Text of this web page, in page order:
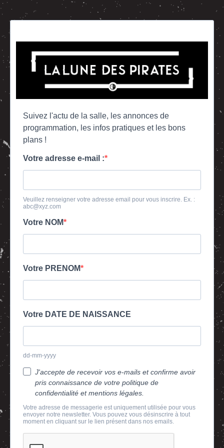
Suivez l'actu de la salle, les annonces de
programmation, les infos pratiques et les bons
plans !
Votre adresse e-mail :
Veuillez renseigner votre adresse email pour vous inscrire. Ex. :
abc@xyz.com
Votre NOM
Votre PRENOM
Votre DATE DE NAISSANCE
dd-mm-yyyy
J'accepte de recevoir vos e-mails et confirme avoir
pris connaissance de votre politique de
confidentialité et mentions légales.
Votre adresse de messagerie est uniquement utilisée pour vous
envoyer notre newsletter. Vous pouvez vous désinscrire à tout
moment en cliquant sur le lien présent dans nos emails.